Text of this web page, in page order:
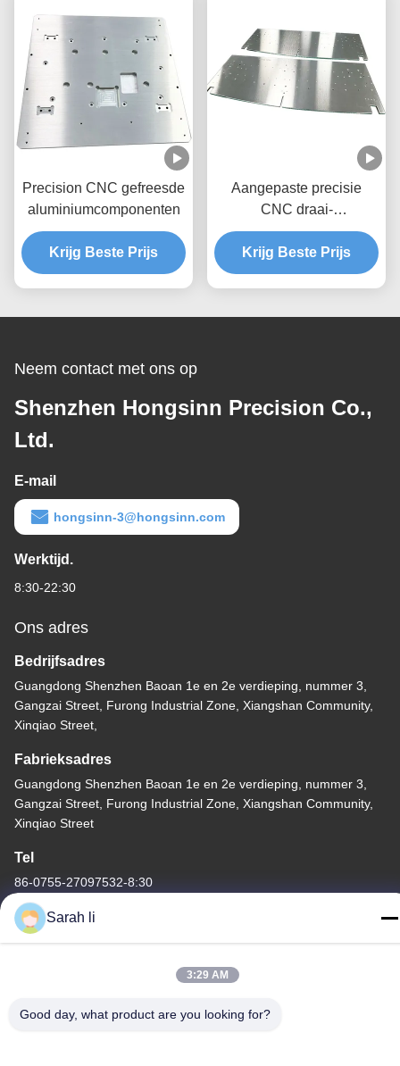
Precision CNC gefreesde
aluminiumcomponenten
Krijg Beste Prijs
Aangepaste precisie
CNC draai-
freesaandrijfas met
meerassige bewerking en
geïntegreerd draai-
Krijg Beste Prijs
Neem contact met ons op
Shenzhen Hongsinn Precision Co.,
Ltd.
E-mail
hongsinn-3@hongsinn.com
Werktijd.
8:30-22:30
Ons adres
Bedrijfsadres
Guangdong Shenzhen Baoan 1e en 2e verdieping, nummer 3,
Gangzai Street, Furong Industrial Zone, Xiangshan Community,
Xinqiao Street,
Fabrieksadres
Guangdong Shenzhen Baoan 1e en 2e verdieping, nummer 3,
Gangzai Street, Furong Industrial Zone, Xiangshan Community,
Xinqiao Street
Tel
86-0755-27097532-8:30
Copyright © -2026 Shenzhen Hongsinn Precision Co., Ltd. Alle
Sarah li
3:29 AM
Good day, what product are you looking for?